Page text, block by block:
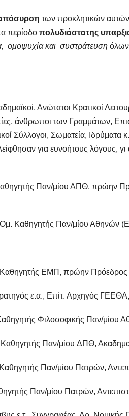
των προκλητικών
περίοδο πολυδιάστατης
ομοψυχία και συστράτευση
Ανώτατοι Κρατικοί
άνθρωποι των Γραμμάτων,
Σύλλογοι, Σωματεία,
για ευνοήτους λόγους, γι
Παν/μίου ΑΠΘ, πρώην
Ομ. Καθηγητής Παν/μίου Αθηνών
ΕΜΠ, πρώην
ε.α., Επίτ. Αρχηγός
Φιλοσοφικής Παν/
Παν/μίου ΔΠΘ,
Παν/μίου Πατρών,
Παν/μίου Πατρών,